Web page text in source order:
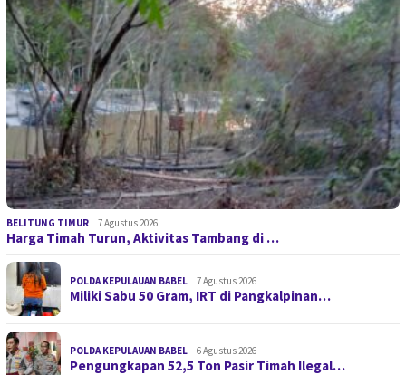
BELITUNG TIMUR 7 Agustus 2026
Harga Timah Turun, Aktivitas Tambang di …
POLDA KEPULAUAN BABEL 7 Agustus 2026
Miliki Sabu 50 Gram, IRT di Pangkalpinan…
POLDA KEPULAUAN BABEL 6 Agustus 2026
Pengungkapan 52,5 Ton Pasir Timah Ilegal…